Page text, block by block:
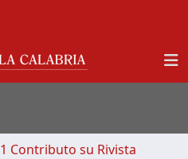
1 Contributo su Rivista